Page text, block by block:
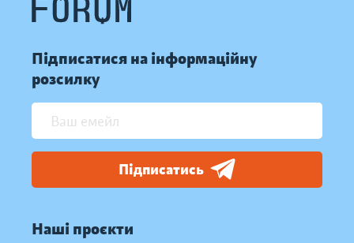
Підписатися на інформаційну
розсилку
Підписатись
Наші проєкти